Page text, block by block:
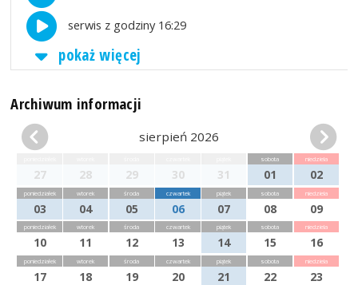
serwis z godziny 16:29
pokaż więcej
Archiwum informacji
sierpień 2026
27 28 29 30 31
sobota
01
niedziela
02
poniedziałek
03
wtorek
04
środa
05
czwartek
06
piątek
07
sobota
08
niedziela
09
poniedziałek
10
wtorek
11
środa
12
czwartek
13
piątek
14
sobota
15
niedziela
16
poniedziałek
17
wtorek
18
środa
19
czwartek
20
piątek
21
sobota
22
niedziela
23